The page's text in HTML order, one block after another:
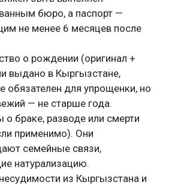
бюро, а паспорт —
не менее 6 месяцев после
о рождении (оригинал +
выдано в Кыргызстане,
обязателен для упрощенки, но
— не старше года.
браке, разводе или смерти
применимо). Они
семейные связи,
натурализацию.
из Кыргызстана и